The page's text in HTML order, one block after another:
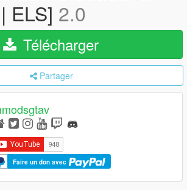
ELS] 2.0
Télécharger
Partager
Faire un don avec